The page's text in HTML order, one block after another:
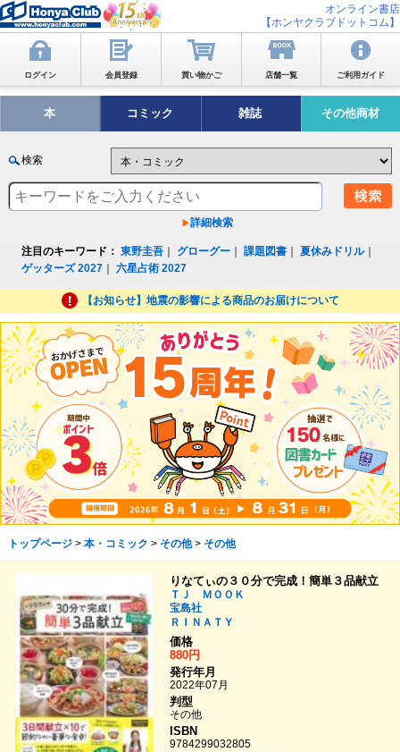
オンライン書店
【ホンヤクラブドットコム】
ログイン 会員登録 買い物かご 店舗一覧 ご利用ガイド
本 コミック 雑誌 その他商材
検索
詳細検索
注目のキーワード： 東野圭吾 グローグー ｜課題図書 ｜夏休みドリル｜
ゲッターズ 2027 ｜六星占術 2027
【お知らせ】地震の影響による商品のお届けについて
トップページ> 本・コミック > その他> その他
りなてぃの３０分で完成！簡単３品献立
ＴＪ ＭＯＯＫ
宝島社
ＲＩＮＡＴＹ
価格
880円
発行年月
2022年07月
判型
その他
ISBN
9784299032805